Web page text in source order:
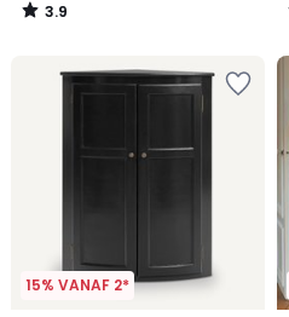
3.9
/
15% VANAF 2*